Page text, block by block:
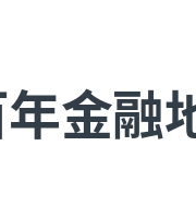
金融